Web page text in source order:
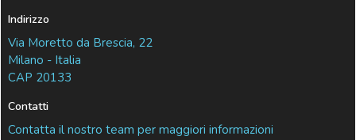
Indirizzo
Via Moretto da Brescia, 22
Milano - Italia
CAP 20133
Contatti
Contatta il nostro team per maggiori informazioni